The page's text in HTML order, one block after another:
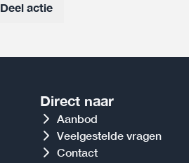
Deel actie
Direct naar
Aanbod
Veelgestelde vragen
Contact